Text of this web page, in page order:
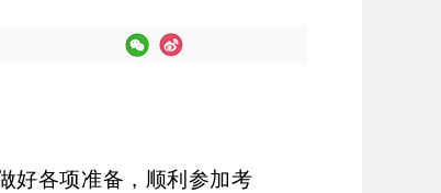
好各项准备，顺利参加考